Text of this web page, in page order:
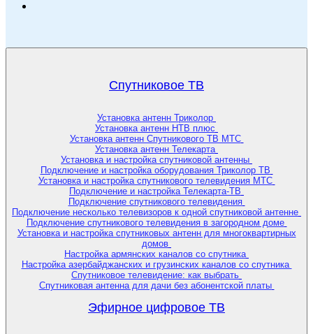
Спутниковое ТВ
Установка антенн Триколор
Установка антенн НТВ плюс
Установка антенн Спутникового ТВ МТС
Установка антенн Телекарта
Установка и настройка спутниковой антенны
Подключение и настройка оборудования Триколор ТВ
Установка и настройка спутникового телевидения МТС
Подключение и настройка Телекарта-ТВ
Подключение спутникового телевидения
Подключение несколько телевизоров к одной спутниковой антенне
Подключение спутникового телевидения в загородном доме
Установка и настройка спутниковых антенн для многоквартирных
домов
Настройка армянских каналов со спутника
Настройка азербайджанских и грузинских каналов со спутника
Спутниковое телевидение: как выбрать
Спутниковая антенна для дачи без абонентской платы
Эфирное цифровое ТВ